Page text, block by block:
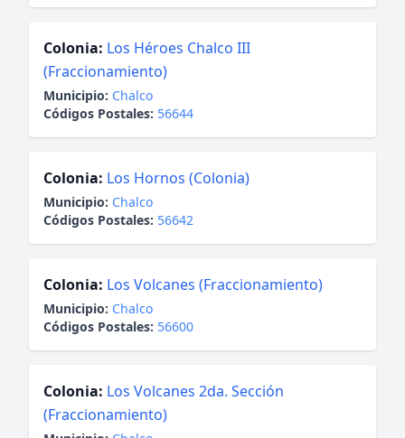
Colonia: Los Héroes Chalco III
(Fraccionamiento)
Municipio: Chalco
Códigos Postales: 56644
Colonia: Los Hornos (Colonia)
Municipio: Chalco
Códigos Postales: 56642
Colonia: Los Volcanes (Fraccionamiento)
Municipio: Chalco
Códigos Postales: 56600
Colonia: Los Volcanes 2da. Sección
(Fraccionamiento)